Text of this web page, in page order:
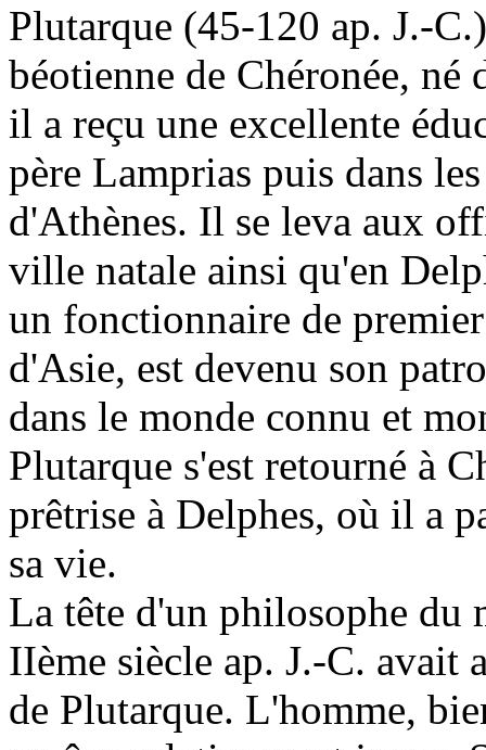
Plutarque (45-120 ap. J.-
béotienne de Chéronée,
il a reçu une excellente
père Lamprias puis dans
d'Athènes. Il se leva aux
ville natale ainsi qu'en
un fonctionnaire de
d'Asie, est devenu son
dans le monde connu et
Plutarque s'est retourné à
prêtrise à Delphes, où il a
sa vie.
La tête d'un philosophe du
IIème siècle ap. J.-C. avait
de Plutarque. L'homme,